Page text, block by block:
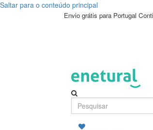
Saltar para o conteúdo principal
Envio grátis para Portugal